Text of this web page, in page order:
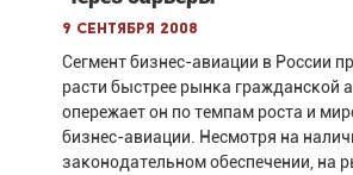
9 сентября 2008
Сегмент бизнес-авиации в России
расти быстрее рынка гражданской
опережает он по темпам роста и
бизнес-авиации. Несмотря на
законодательном обеспечении, на